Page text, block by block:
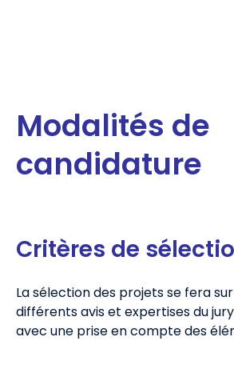
Modalités de
candidature
Critères de
La sélection des projets se fera
différents avis et expertises du
avec une prise en compte des